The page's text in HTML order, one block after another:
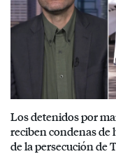
Los detenidos por
reciben condenas de
de la persecución de